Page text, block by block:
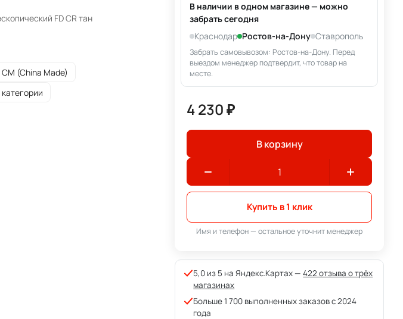
FD CR тан
(China Made)
В наличии в одном магазине — можно
забрать сегодня
Краснодар Ростов-на-Дону Ставрополь
Забрать самовывозом: Ростов-на-Дону. Перед
выездом менеджер подтвердит, что товар на
месте.
4 230 ₽
В корзину
Купить в 1 клик
Имя и телефон — остальное уточнит менеджер
5,0 из 5 на Яндекс.Картах —422 отзыва о трёх
магазинах
Больше 1 700 выполненных заказов с 2024
года